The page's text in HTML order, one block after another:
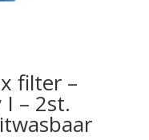
filter –
– 2st.